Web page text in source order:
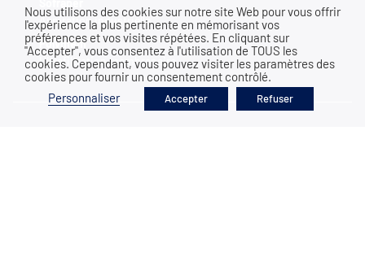
Aspiration industrielle
Polymem
Ultrafiltration membranaire
Nous utilisons des cookies sur notre site Web pour vous offrir
l'expérience la plus pertinente en mémorisant vos
préférences et vos visites répétées. En cliquant sur
"Accepter", vous consentez à l'utilisation de TOUS les
cookies. Cependant, vous pouvez visiter les paramètres des
cookies pour fournir un consentement contrôlé.
Personnaliser
Accepter Refuser